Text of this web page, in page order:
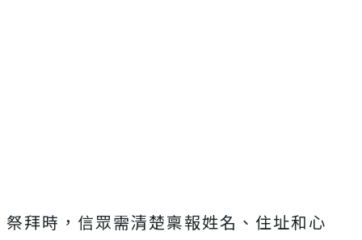
祭拜時，信眾需清楚稟報姓名、住址和心